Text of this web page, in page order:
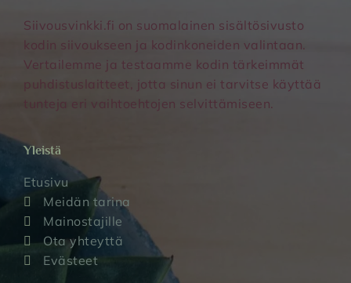
Siivousvinkki.fi on suomalainen sisältösivusto
kodin siivoukseen ja kodinkoneiden valintaan.
Vertailemme ja testaamme kodin tärkeimmät
puhdistuslaitteet, jotta sinun ei tarvitse käyttää
tunteja eri vaihtoehtojen selvittämiseen.
Yleistä
Etusivu
Meidän tarina
Mainostajille
Ota yhteyttä
Evästeet